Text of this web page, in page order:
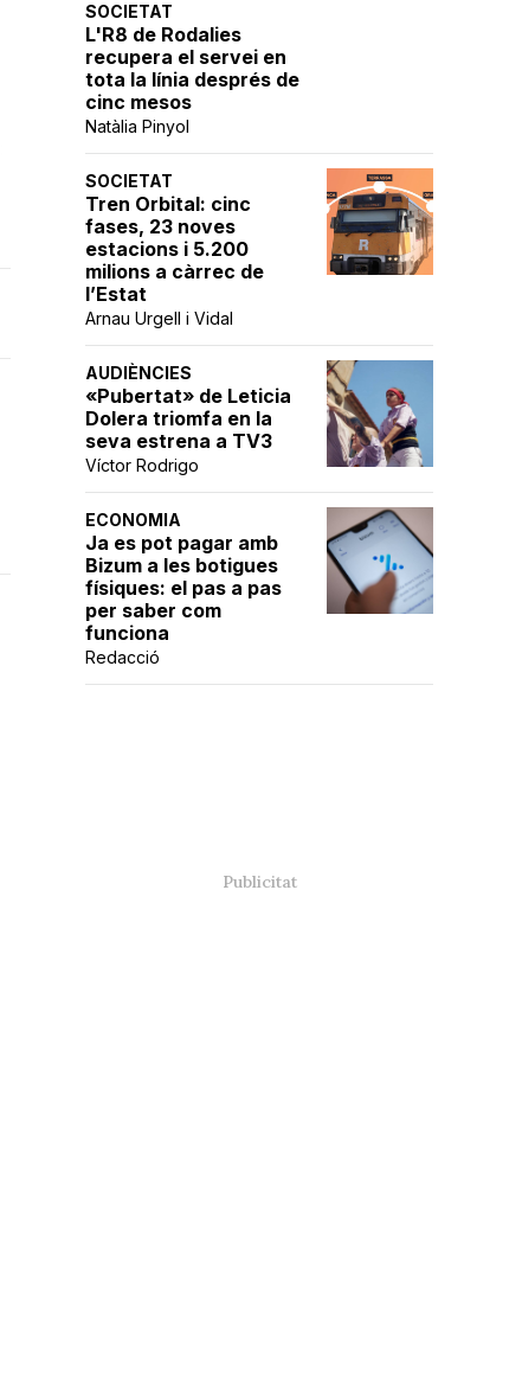
SOCIETAT
L'R8 de Rodalies
recupera el servei en
tota la línia després de
cinc mesos
Natàlia Pinyol
SOCIETAT
Tren Orbital: cinc
fases, 23 noves
estacions i 5.200
milions a càrrec de
l’Estat
Arnau Urgell i Vidal
AUDIÈNCIES
«Pubertat» de Leticia
Dolera triomfa en la
seva estrena a TV3
Víctor Rodrigo
ECONOMIA
Ja es pot pagar amb
Bizum a les botigues
físiques: el pas a pas
per saber com
funciona
Redacció